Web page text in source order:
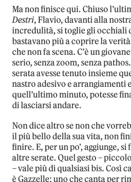
Ma non finisce qui. Chiuso
Destri, Flavio, davanti alla
incredulità, si toglie gli occhiali
bastavano più a coprire la
che non fa scena. C’è un
serio, senza zoom, senza
serata avesse tenuto insieme
nastro adesivo e arrangiamenti
quell’ultimo minuto, potesse
di lasciarsi andare.
Non dice altro se non che
il più bello della sua vita, non
finire. E, per un po’, aggiunge,
altre serate. Quel gesto –
– vale più di qualsiasi bis. Così
è Gazzelle: uno che canta per